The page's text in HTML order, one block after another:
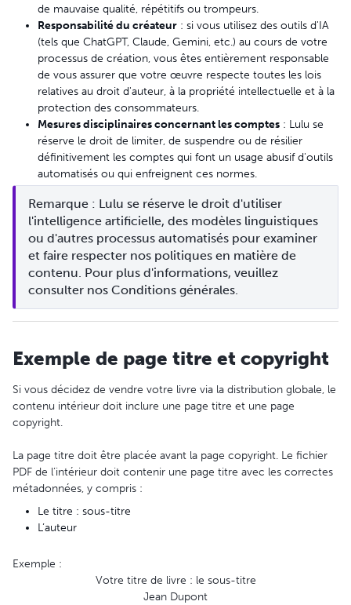
de mauvaise qualité, répétitifs ou trompeurs.
Responsabilité du créateur : si vous utilisez des outils d'IA
(tels que ChatGPT, Claude, Gemini, etc.) au cours de votre
processus de création, vous êtes entièrement responsable
de vous assurer que votre œuvre respecte toutes les lois
relatives au droit d'auteur, à la propriété intellectuelle et à la
protection des consommateurs.
Mesures disciplinaires concernant les comptes : Lulu se
réserve le droit de limiter, de suspendre ou de résilier
définitivement les comptes qui font un usage abusif d'outils
automatisés ou qui enfreignent ces normes.
Remarque : Lulu se réserve le droit d'utiliser
l'intelligence artificielle, des modèles linguistiques
ou d'autres processus automatisés pour examiner
et faire respecter nos politiques en matière de
contenu. Pour plus d'informations, veuillez
consulter nos Conditions générales.
Exemple de page titre et copyright
Si vous décidez de vendre votre livre via la distribution globale, le
contenu intérieur doit inclure une page titre et une page
copyright.
La page titre doit être placée avant la page copyright. Le fichier
PDF de l’intérieur doit contenir une page titre avec les correctes
métadonnées, y compris :
Le titre : sous-titre
L’auteur
Exemple :
Votre titre de livre : le sous-titre
Jean Dupont